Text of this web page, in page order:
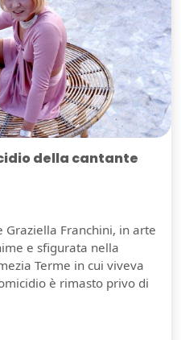
della cantante
Franchini, in arte
e sfigurata nella
Terme in cui viveva
è rimasto privo di